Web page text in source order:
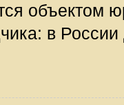
объектом
в